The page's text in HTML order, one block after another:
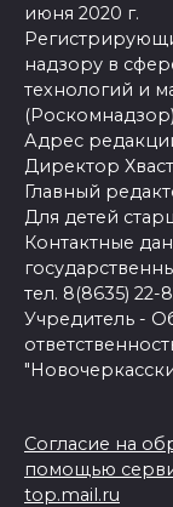
июня 2020 г.
надзору в
технологий и
(Роскомнадзор)
Адрес
Директор
Главный
Для детей
Контактные
тел. 8(8635) 22-
Учредитель -
Согласие на
помощью
top.mail.ru